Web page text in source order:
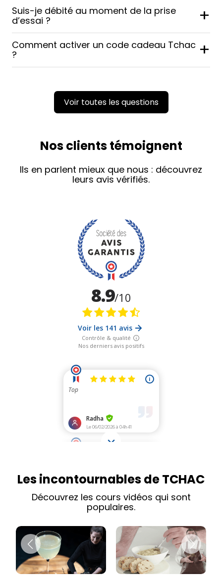
Suis-je débité au moment de la prise
d’essai ?
+
Comment activer un code cadeau Tchac
?
+
Voir toutes les questions
Nos clients témoignent
Ils en parlent mieux que nous : découvrez
leurs avis vérifiés.
Les incontournables de TCHAC
Découvrez les cours vidéos qui sont
populaires.